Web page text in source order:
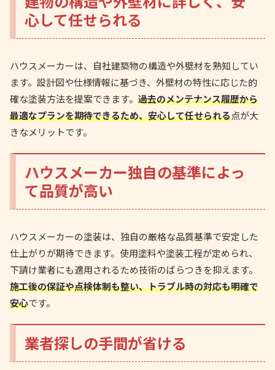
心して任せられる
ハウスメーカーは、自社建築物の構造や外壁材を熟知してい
ます。設計図や仕様情報に基づき、外壁材の特性に応じた的
確な塗装方法を提案できます。 過去のメンテナンス履歴から
最適なプランを期待できるため、安心して任せられる点が大
きなメリットです。
ハウスメーカー独自の基準によっ
て品質が高い
ハウスメーカーの塗装は、独自の厳格な品質基準で安定した
仕上がりが期待できます。使用塗料や塗装工程が定められ、
下請け業者にも適用されるため技術のばらつきを抑えます。
施工後の保証や点検体制も整い、トラブル時の対応も明確で
安心です。
業者探しの手間が省ける